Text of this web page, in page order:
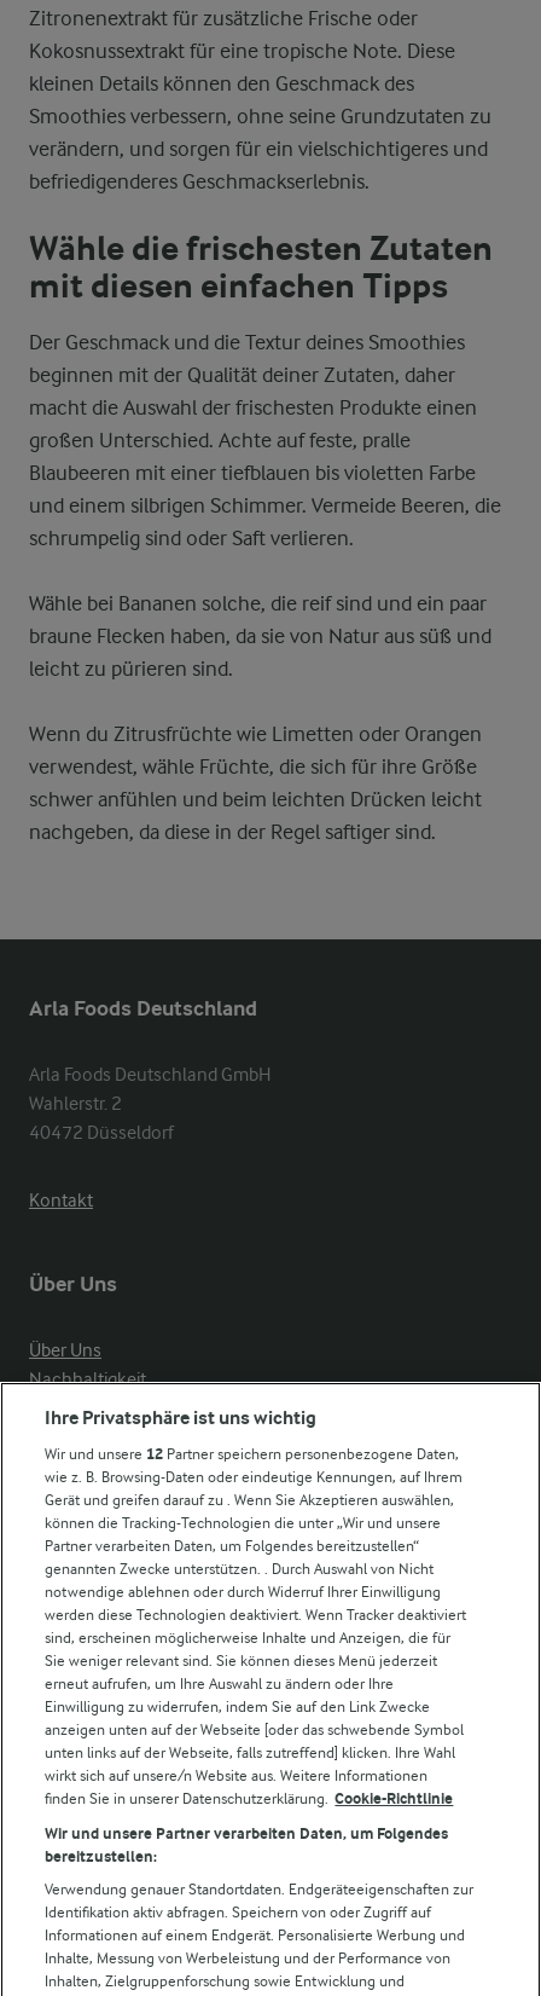
Zitronenextrakt für zusätzliche Frische oder
Kokosnussextrakt für eine tropische Note. Diese
kleinen Details können den Geschmack des
Smoothies verbessern, ohne seine Grundzutaten zu
verändern, und sorgen für ein vielschichtigeres und
befriedigenderes Geschmackserlebnis.
Wähle die frischesten Zutaten
mit diesen einfachen Tipps
Der Geschmack und die Textur deines Smoothies
beginnen mit der Qualität deiner Zutaten, daher
macht die Auswahl der frischesten Produkte einen
großen Unterschied. Achte auf feste, pralle
Blaubeeren mit einer tiefblauen bis violetten Farbe
und einem silbrigen Schimmer. Vermeide Beeren, die
schrumpelig sind oder Saft verlieren.
Wähle bei Bananen solche, die reif sind und ein paar
braune Flecken haben, da sie von Natur aus süß und
leicht zu pürieren sind.
Wenn du Zitrusfrüchte wie Limetten oder Orangen
verwendest, wähle Früchte, die sich für ihre Größe
schwer anfühlen und beim leichten Drücken leicht
nachgeben, da diese in der Regel saftiger sind.
Arla Foods Deutschland
Arla Foods Deutschland GmbH
Wahlerstr. 2
40472 Düsseldorf
Kontakt
Über Uns
Über Uns
Nachhaltigkeit
Compliance
Arla in anderen Ländern
Weitere Arla Websites
Castello
Lurpak
Arla Pro
Für unsere Landwirt:innen
Folge uns!
Ihre Privatsphäre ist uns wichtig
Wir und unsere 12 Partner speichern personenbezogene Daten,
wie z. B. Browsing-Daten oder eindeutige Kennungen, auf Ihrem
Gerät und greifen darauf zu . Wenn Sie Akzeptieren auswählen,
können die Tracking-Technologien die unter „Wir und unsere
Partner verarbeiten Daten, um Folgendes bereitzustellen“
genannten Zwecke unterstützen. . Durch Auswahl von Nicht
notwendige ablehnen oder durch Widerruf Ihrer Einwilligung
werden diese Technologien deaktiviert. Wenn Tracker deaktiviert
sind, erscheinen möglicherweise Inhalte und Anzeigen, die für
Sie weniger relevant sind. Sie können dieses Menü jederzeit
erneut aufrufen, um Ihre Auswahl zu ändern oder Ihre
Einwilligung zu widerrufen, indem Sie auf den Link Zwecke
anzeigen unten auf der Webseite [oder das schwebende Symbol
unten links auf der Webseite, falls zutreffend] klicken. Ihre Wahl
wirkt sich auf unsere/n Website aus. Weitere Informationen
finden Sie in unserer Datenschutzerklärung. Cookie-Richtlinie
Wir und unsere Partner verarbeiten Daten, um Folgendes
bereitzustellen:
Verwendung genauer Standortdaten. Endgeräteeigenschaften zur
Identifikation aktiv abfragen. Speichern von oder Zugriff auf
Informationen auf einem Endgerät. Personalisierte Werbung und
Inhalte, Messung von Werbeleistung und der Performance von
Inhalten, Zielgruppenforschung sowie Entwicklung und